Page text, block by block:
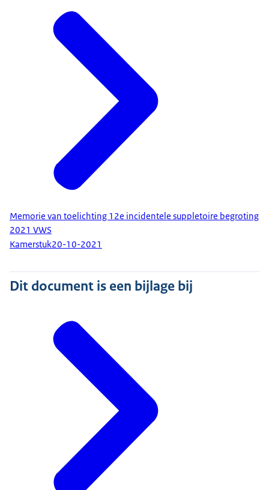
Memorie van toelichting 12e incidentele suppletoire begroting
2021 VWS
Kamerstuk20-10-2021
Dit document is een bijlage bij